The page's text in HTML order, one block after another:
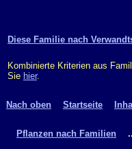
Diese Familie nach
Kombinierte Kriterien aus
Sie hier.
Nach oben Startseite
Pflanzen nach Familien